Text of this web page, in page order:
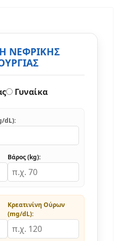
ΝΕΦΡΙΚΗΣ
Γυναίκα
dL):
Βάρος (kg):
Κρεατινίνη Ούρων
(mg/dL):